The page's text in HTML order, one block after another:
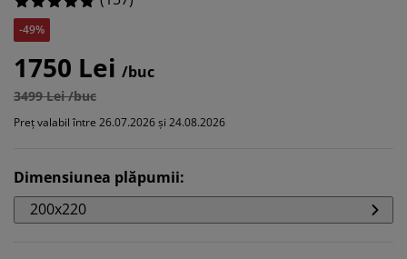
-49%
1750 Lei /buc
3499 Lei /buc
Preț valabil între 26.07.2026 și 24.08.2026
Dimensiunea plăpumii:
200x220